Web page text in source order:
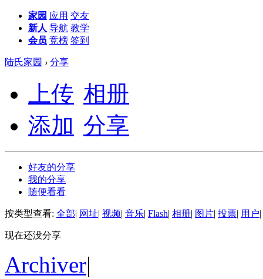
家园 应用 交友
新人 导航 教学
会员 竞榜 签到
陆氏家园 › 分享
上传 相册
添加 分享
好友的分享
我的分享
随便看看
按类型查看: 全部| 网址| 视频| 音乐| Flash| 相册| 图片| 投票| 用户|
现在还没分享
Archiver|